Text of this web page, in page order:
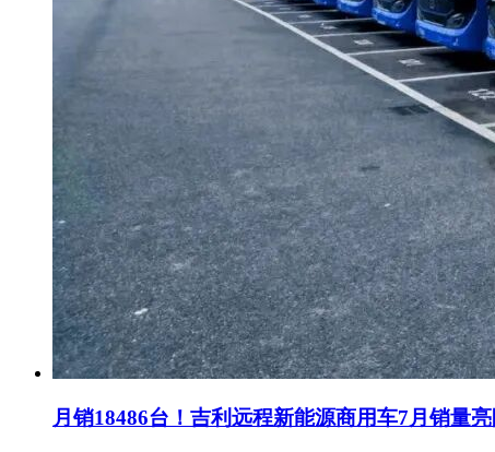
月销18486台！吉利远程新能源商用车7月销量亮